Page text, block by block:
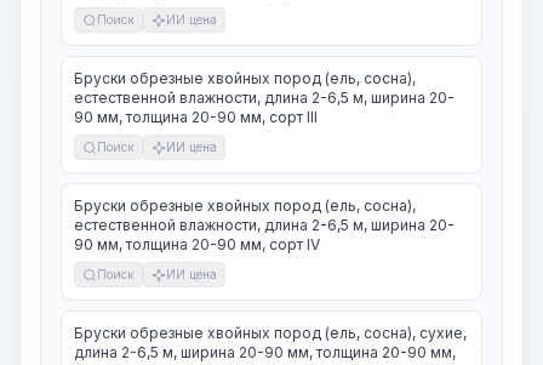
Поиск ИИ цена
Бруски обрезные хвойных пород (ель, сосна),
естественной влажности, длина 2-6,5 м, ширина 20-
90 мм, толщина 20-90 мм, сорт III
Поиск ИИ цена
Бруски обрезные хвойных пород (ель, сосна),
естественной влажности, длина 2-6,5 м, ширина 20-
90 мм, толщина 20-90 мм, сорт IV
Поиск ИИ цена
Бруски обрезные хвойных пород (ель, сосна), сухие,
длина 2-6,5 м, ширина 20-90 мм, толщина 20-90 мм,